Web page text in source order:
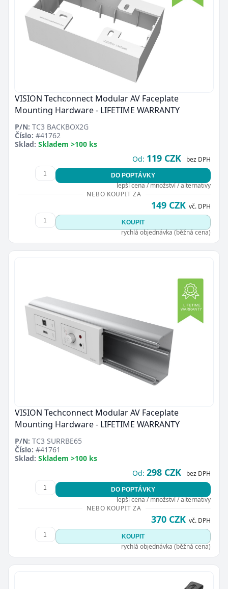
VISION Techconnect Modular AV Faceplate
Mounting Hardware - LIFETIME WARRANTY
P/N: TC3 BACKBOX2G
Číslo: #41762
Sklad: Skladem >100 ks
Od: 119 CZK bez DPH
DO POPTÁVKY
lepší cena / množství / alternativy
NEBO KOUPIT ZA
149 CZK vč. DPH
KOUPIT
rychlá objednávka (běžná cena)
VISION Techconnect Modular AV Faceplate
Mounting Hardware - LIFETIME WARRANTY
P/N: TC3 SURRBE65
Číslo: #41761
Sklad: Skladem >100 ks
Od: 298 CZK bez DPH
DO POPTÁVKY
lepší cena / množství / alternativy
NEBO KOUPIT ZA
370 CZK vč. DPH
KOUPIT
rychlá objednávka (běžná cena)